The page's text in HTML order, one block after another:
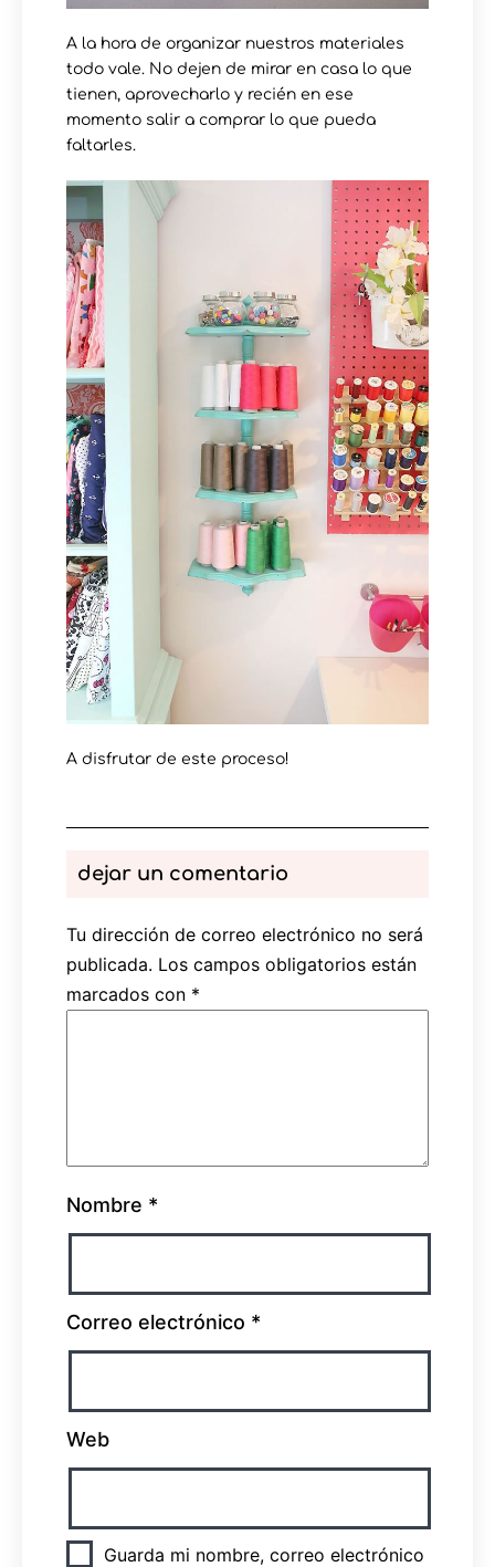
A la hora de organizar nuestros materiales
todo vale. No dejen de mirar en casa lo que
tienen, aprovecharlo y recién en ese
momento salir a comprar lo que pueda
faltarles.
A disfrutar de este proceso!
dejar un comentario
Tu dirección de correo electrónico no será
publicada. Los campos obligatorios están
marcados con *
Nombre *
Correo electrónico *
Web
Guarda mi nombre, correo electrónico